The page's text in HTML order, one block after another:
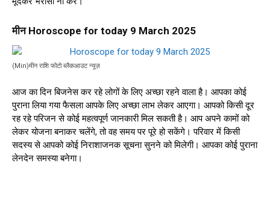
मीन Horoscope for today 9 March 2025
(Min)मीन राशि फोटो ब्लैकआउट न्यूज़
आज का दिन बिजनेस कर रहे लोगों के लिए अच्छा रहने वाला है। आपका कोई
पुराना लिया गया फैसला आपके लिए अच्छा लाभ लेकर आएगा। आपको किसी दूर
रह रहे परिजन से कोई महत्वपूर्ण जानकारी मिल सकती है। आप अपने कामों को
लेकर योजना बनाकर चलेंगे, तो वह समय पर पूरे हो सकेंगे। परिवार में किसी
सदस्य से आपको कोई निराशाजनक सूचना सुनने को मिलेगी। आपका कोई पुराना
लेनदेन समस्या बनेगा।